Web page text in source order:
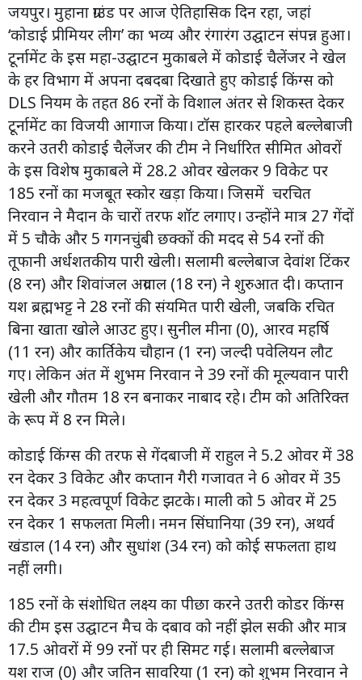
जयपुर। मुहाना ग्राउंड पर आज ऐतिहासिक दिन रहा, जहां
‘कोडाई प्रीमियर लीग’ का भव्य और रंगारंग उद्घाटन संपन्न हुआ।
टूर्नामेंट के इस महा-उद्घाटन मुकाबले में कोडाई चैलेंजर ने खेल
के हर विभाग में अपना दबदबा दिखाते हुए कोडाई किंग्स को
DLS नियम के तहत 86 रनों के विशाल अंतर से शिकस्त देकर
टूर्नामेंट का विजयी आगाज किया। टॉस हारकर पहले बल्लेबाजी
करने उतरी कोडाई चैलेंजर की टीम ने निर्धारित सीमित ओवरों
के इस विशेष मुकाबले में 28.2 ओवर खेलकर 9 विकेट पर
185 रनों का मजबूत स्कोर खड़ा किया। जिसमें चरचित
निरवान ने मैदान के चारों तरफ शॉट लगाए। उन्होंने मात्र 27 गेंदों
में 5 चौके और 5 गगनचुंबी छक्कों की मदद से 54 रनों की
तूफानी अर्धशतकीय पारी खेली। सलामी बल्लेबाज देवांश टिंकर
(8 रन) और शिवांजल अग्रवाल (18 रन) ने शुरुआत दी। कप्तान
यश ब्रह्मभट्ट ने 28 रनों की संयमित पारी खेली, जबकि रचित
बिना खाता खोले आउट हुए। सुनील मीना (0), आरव महर्षि
(11 रन) और कार्तिकेय चौहान (1 रन) जल्दी पवेलियन लौट
गए। लेकिन अंत में शुभम निरवान ने 39 रनों की मूल्यवान पारी
खेली और गौतम 18 रन बनाकर नाबाद रहे। टीम को अतिरिक्त
के रूप में 8 रन मिले।
कोडाई किंग्स की तरफ से गेंदबाजी में राहुल ने 5.2 ओवर में 38
रन देकर 3 विकेट और कप्तान गैरी गजावत ने 6 ओवर में 35
रन देकर 3 महत्वपूर्ण विकेट झटके। माली को 5 ओवर में 25
रन देकर 1 सफलता मिली। नमन सिंघानिया (39 रन), अथर्व
खंडाल (14 रन) और सुधांश (34 रन) को कोई सफलता हाथ
नहीं लगी।
185 रनों के संशोधित लक्ष्य का पीछा करने उतरी कोडर किंग्स
की टीम इस उद्घाटन मैच के दबाव को नहीं झेल सकी और मात्र
17.5 ओवरों में 99 रनों पर ही सिमट गई। सलामी बल्लेबाज
यश राज (0) और जतिन सावरिया (1 रन) को शुभम निरवान ने